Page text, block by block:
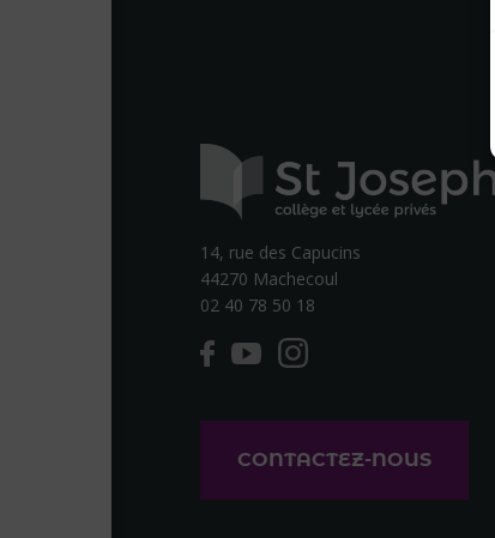
14, rue des Capucins
44270 Machecoul
02 40 78 50 18
CONTACTEZ-NOUS